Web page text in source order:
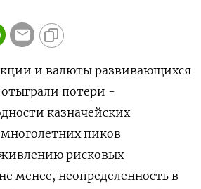
и валюты развивающихся
потери -
казначейских
пиков
рисковых
менее, неопределенность в